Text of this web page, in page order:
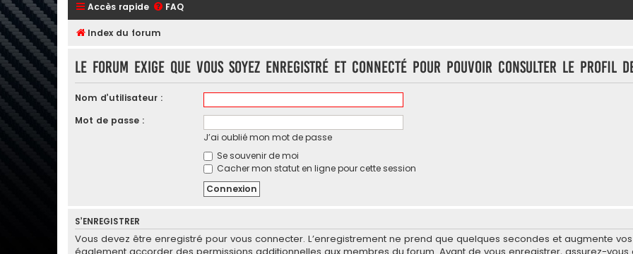
Accès rapide FAQ
Index du forum
Le forum exige que vous soyez enregistré et connecté pour pouvoir consulter le profil
Nom d’utilisateur :
Mot de passe :
J’ai oublié mon mot de passe
Se souvenir de moi
Cacher mon statut en ligne pour cette session
S’ENREGISTRER
Vous devez être enregistré pour vous connecter. L’enregistrement ne prend que quelques secondes et augmente